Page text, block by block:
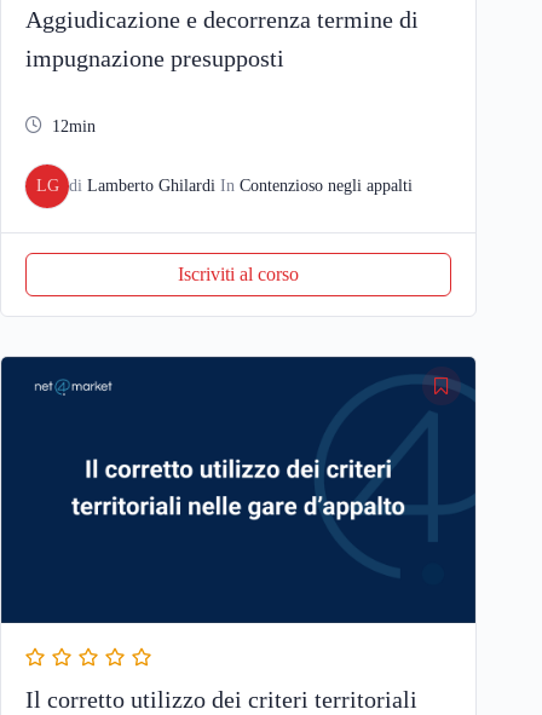
Aggiudicazione e decorrenza termine di
impugnazione presupposti
12min
LG di Lamberto Ghilardi In Contenzioso negli appalti
Iscriviti al corso
Il corretto utilizzo dei criteri territoriali